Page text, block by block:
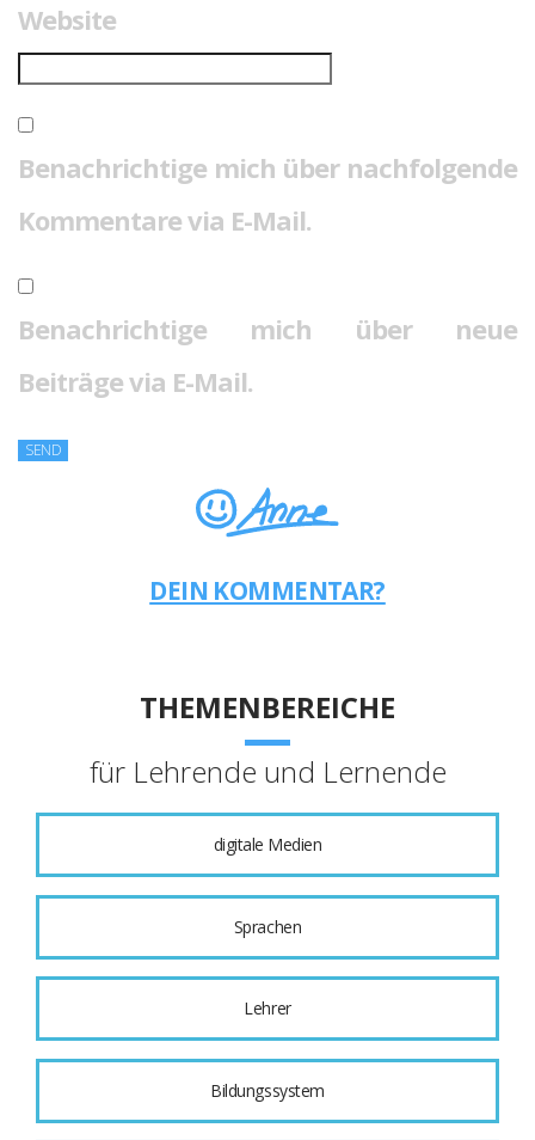
Website
Benachrichtige mich über nachfolgende
Kommentare via E-Mail.
Benachrichtige mich über neue
Beiträge via E-Mail.
DEIN KOMMENTAR?
THEMENBEREICHE
für Lehrende und Lernende
digitale Medien
Sprachen
Lehrer
Bildungssystem